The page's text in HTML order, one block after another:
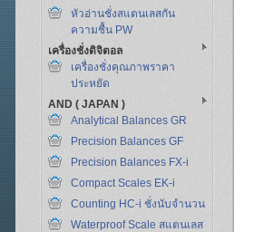
หัวอ่านชั่งสแตนเลสกัน
ความชื้น PW
เครื่องชั่งดิจิตอล
เครื่องชั่งคุณภาพราคา
ประหยัด
AND ( JAPAN )
Analytical Balances GR
Precision Balances GF
Precision Balances FX-i
Compact Scales EK-i
Counting HC-i ชั่งนับจำนวน
Waterproof Scale สแตนเลส